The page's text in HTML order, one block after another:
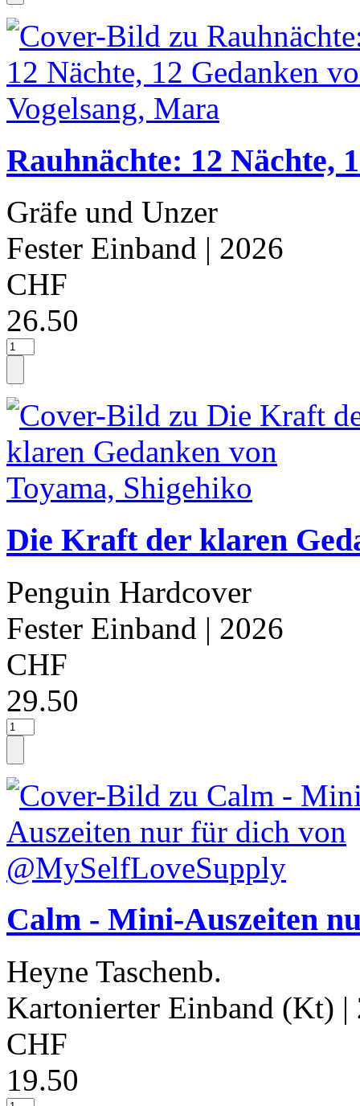
Rauhnächte: 12 Nächte,
Gräfe und Unzer
Fester Einband | 2026
CHF
26.50
Die Kraft der klaren
Penguin Hardcover
Fester Einband | 2026
CHF
29.50
Calm - Mini-Auszeiten
Heyne Taschenb.
Kartonierter Einband (Kt) |
CHF
19.50